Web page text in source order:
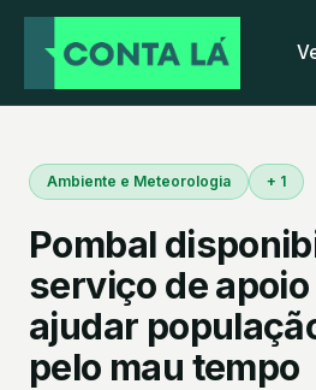
Ambiente e Meteorologia + 1
Pombal
serviço de
ajudar
pelo mau tempo